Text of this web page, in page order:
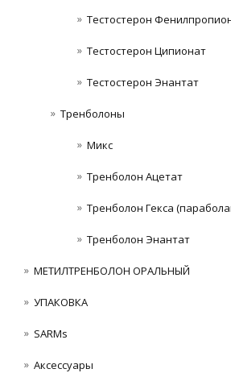
Тестостерон
Тестостерон Ципионат
Тестостерон Энантат
Тренболоны
Микс
Тренболон Ацетат
Тренболон Гекса
Тренболон Энантат
МЕТИЛТРЕНБОЛОН ОРАЛЬНЫЙ
УПАКОВКА
SARMs
Аксессуары